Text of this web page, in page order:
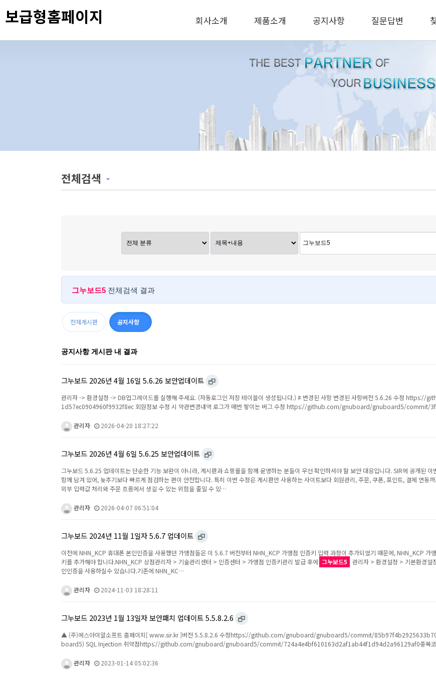
보급형홈페이지 회사소개 제품소개 공지사항 질문답변
전체검색
그누보드5 전체검색 결과
전체게시판 공지사항 5
공지사항 게시판 내 결과
그누보드 2026년 4월 16일 5.6.26 보안업데이트
관리자 -> 환경설정 -> DB업그레이드를 실행해 주세요. (자동로그인 저장 테이블이 생성됩니다.) # 변경된 사항 변경된 사항버전 5.6.26 수정
1d57ec0904960f9932f8ec 회원정보 수정 시 약관변경내역 로그가 매번 쌓이는 버그 수정 https://github.com/gnuboard/gnuboard5/
관리자 2026-04-20 18:27:22
그누보드 2026년 4월 6일 5.6.25 보안업데이트
그누보드 5.6.25 업데이트는 단순한 기능 보완이 아니라, 게시판과 쇼핑몰을 함께 운영하는 분들이 우선 확인하셔야 할 보안 대응입니다. SIR에 공개된
함께 담겨 있어, 늦추기보다 빠르게 점검하는 편이 안전합니다. 특히 이번 수정은 게시판만 사용하는 사이트보다 회원관리, 주문, 쿠폰, 포인트, 결제 연
외부 입력값 처리와 주문 흐름에서 생길 수 있는 위험을 줄일 수 있…
관리자 2026-04-07 06:51:04
그누보드 2024년 11월 1일자 5.6.7 업데이트
이전에 NHN_KCP 휴대폰 본인인증을 사용했던 가맹점들은 이 5.6.7 버전부터 NHN_KCP 가맹점 인증키 입력 과정이 추가되었기 때문에, NHN_KCP 가
키를 추가해야 합니다.NHN_KCP 상점관리자 > 기술관리센터 > 인증센터 > 가맹점 인증키관리 발급 후에 그누보드5
관리자 > 환경설정 > 기본환경설
인인증을 사용하실수 있습니다.기존에 NHN_KC…
관리자 2024-11-03 18:28:11
그누보드 2023년 1월 13일자 보안패치 업데이트 5.5.8.2.6
▲ (주)에스아이알소프트 홈페이지[ www.sir.kr ]버전 5.5.8.2.6 수정https://github.com/gnuboard/gnuboard5/commit/
board5) SQL Injection 취약점https://github.com/gnuboard/gnuboard5/commit/724a4e4bf610163d2af1ab44f1d94d2a96129af0중복코
관리자 2023-01-14 05:02:36